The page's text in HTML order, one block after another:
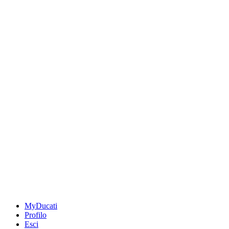
MyDucati
Profilo
Esci